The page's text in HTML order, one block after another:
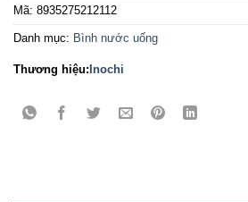
Mã: 8935275212112
Danh mục: Bình nước uống
Thương hiệu: Inochi